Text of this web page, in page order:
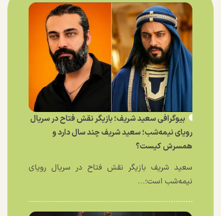
بیوگرافی سعید شریف؛ بازیگر نقش فتاح در سریال
رویای نیمه‌شب؛ سعید شریف چند سال دارد و
همسرش کیست؟
سعید شریف بازیگر نقش فتاح در سریال رویای
نیمه‌شب است؛...